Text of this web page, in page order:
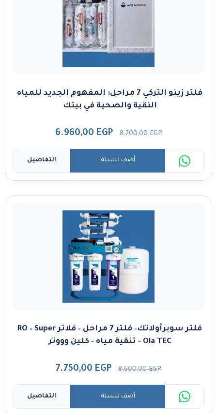
فلتر زينو التركي 7 مراحل: المفهوم الجديد للمياه
النقية والصحية في بيتك
8.700,00EGP
6.960,00 EGP
التفاصيل أضف للسلة
فلتر سوبرأولاتك– فلتر 7 مراحل – فلاتر RO – Super
Ola TEC – تنقية مياه – كلين وووتر
8.600,00EGP
7.750,00 EGP
التفاصيل أضف للسلة